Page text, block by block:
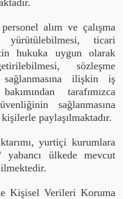
alım ve çalışma
yürütülebilmesi, ticari
hukuka uygun olarak
sözleşme
ilişkin iş
tarafımızca
sağlanmasına
paylaşılmaktadır.
yurtiçi kurumlara
ülkede mevcut
Kişisel Verileri Koruma